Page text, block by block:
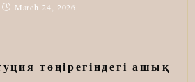
March 24, 2026
төңірегіндегі ашық